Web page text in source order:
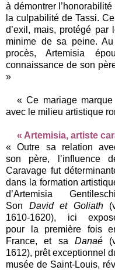
à démontrer
la culpabilité de Tassi.
d’exil, mais, protégé par
minime de sa peine.
procès, Artemisia
connaissance de son
»
« Ce mariage marque
avec le milieu artistique
« Artemisia, artiste
« Outre sa relation
son père, l’influence
Caravage fut
dans la formation
d’Artemisia
Son David et Goliath
1610-1620), ici
pour la première fois
France, et sa Danaé
1612), prêt exceptionnel
musée de Saint-Louis,